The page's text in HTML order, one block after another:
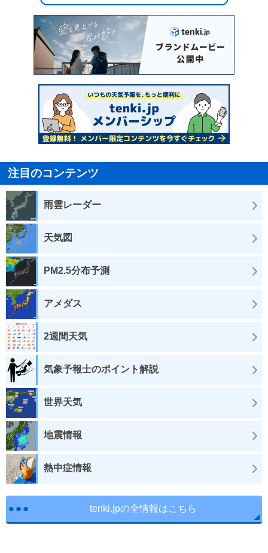
注目のコンテンツ
雨雲レーダー
天気図
PM2.5分布予測
アメダス
2週間天気
気象予報士のポイント解説
世界天気
地震情報
熱中症情報
tenki.jpの全情報はこちら